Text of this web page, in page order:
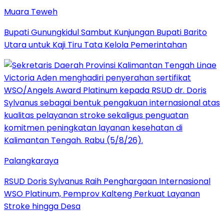
Muara Teweh
Bupati Gunungkidul Sambut Kunjungan Bupati Barito
Utara untuk Kaji Tiru Tata Kelola Pemerintahan
Palangkaraya
RSUD Doris Sylvanus Raih Penghargaan Internasional
WSO Platinum, Pemprov Kalteng Perkuat Layanan
Stroke hingga Desa